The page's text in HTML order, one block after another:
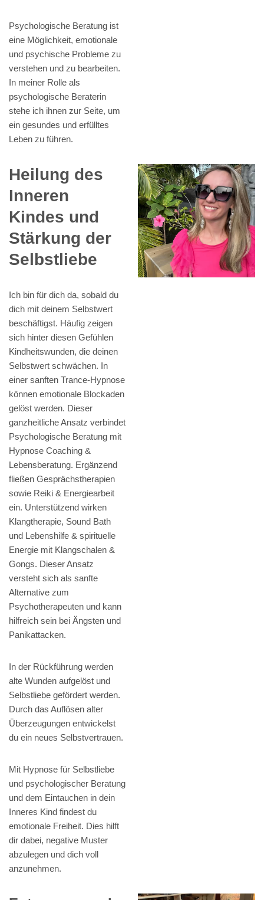
Psychologische Beratung ist
eine Möglichkeit, emotionale
und psychische Probleme zu
verstehen und zu bearbeiten.
In meiner Rolle als
psychologische Beraterin
stehe ich ihnen zur Seite, um
ein gesundes und erfülltes
Leben zu führen.
Heilung des
Inneren
Kindes und
Stärkung der
Selbstliebe
Ich bin für dich da, sobald du
dich mit deinem Selbstwert
beschäftigst. Häufig zeigen
sich hinter diesen Gefühlen
Kindheitswunden, die deinen
Selbstwert schwächen. In
einer sanften Trance-Hypnose
können emotionale Blockaden
gelöst werden. Dieser
ganzheitliche Ansatz verbindet
Psychologische Beratung mit
Hypnose Coaching &
Lebensberatung. Ergänzend
fließen Gesprächstherapien
sowie Reiki & Energiearbeit
ein. Unterstützend wirken
Klangtherapie, Sound Bath
und Lebenshilfe & spirituelle
Energie mit Klangschalen &
Gongs. Dieser Ansatz
versteht sich als sanfte
Alternative zum
Psychotherapeuten und kann
hilfreich sein bei Ängsten und
Panikattacken.
In der Rückführung werden
alte Wunden aufgelöst und
Selbstliebe gefördert werden.
Durch das Auflösen alter
Überzeugungen entwickelst
du ein neues Selbstvertrauen.
Mit Hypnose für Selbstliebe
und psychologischer Beratung
und dem Eintauchen in dein
Inneres Kind findest du
emotionale Freiheit. Dies hilft
dir dabei, negative Muster
abzulegen und dich voll
anzunehmen.